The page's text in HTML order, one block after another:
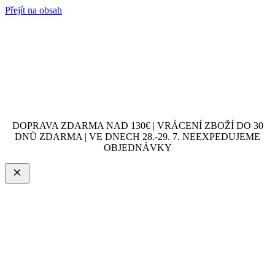
Přejít na obsah
DOPRAVA ZDARMA NAD 130€ | VRÁCENÍ ZBOŽÍ DO 30
DNŮ ZDARMA | VE DNECH 28.-29. 7. NEEXPEDUJEME
OBJEDNÁVKY